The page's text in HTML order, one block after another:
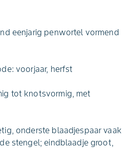
eenjarig penwortel vormend
voorjaar, herfst
tot knotsvormig, met
onderste blaadjespaar vaak
stengel; eindblaadje groot,